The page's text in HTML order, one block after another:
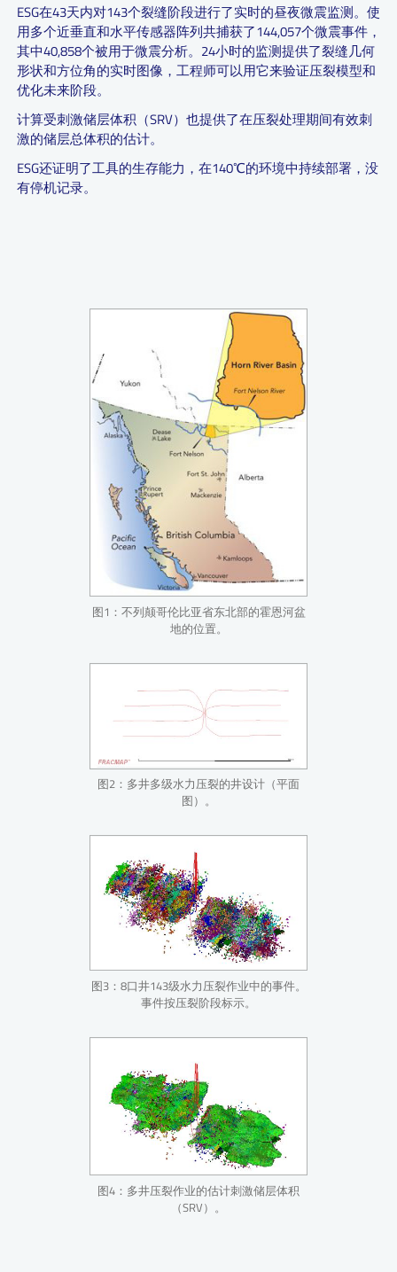
ESG在43天内对143个裂缝阶段进行了实时的昼夜微震监测。使
用多个近垂直和水平传感器阵列共捕获了144,057个微震事件，
其中40,858个被用于微震分析。24小时的监测提供了裂缝几何
形状和方位角的实时图像，工程师可以用它来验证压裂模型和
优化未来阶段。
计算受刺激储层体积（SRV）也提供了在压裂处理期间有效刺
激的储层总体积的估计。
ESG还证明了工具的生存能力，在140℃的环境中持续部署，没
有停机记录。
图1：不列颠哥伦比亚省东北部的霍恩河盆
地的位置。
图2：多井多级水力压裂的井设计（平面
图）。
图3：8口井143级水力压裂作业中的事件。
事件按压裂阶段标示。
图4：多井压裂作业的估计刺激储层体积
（SRV）。